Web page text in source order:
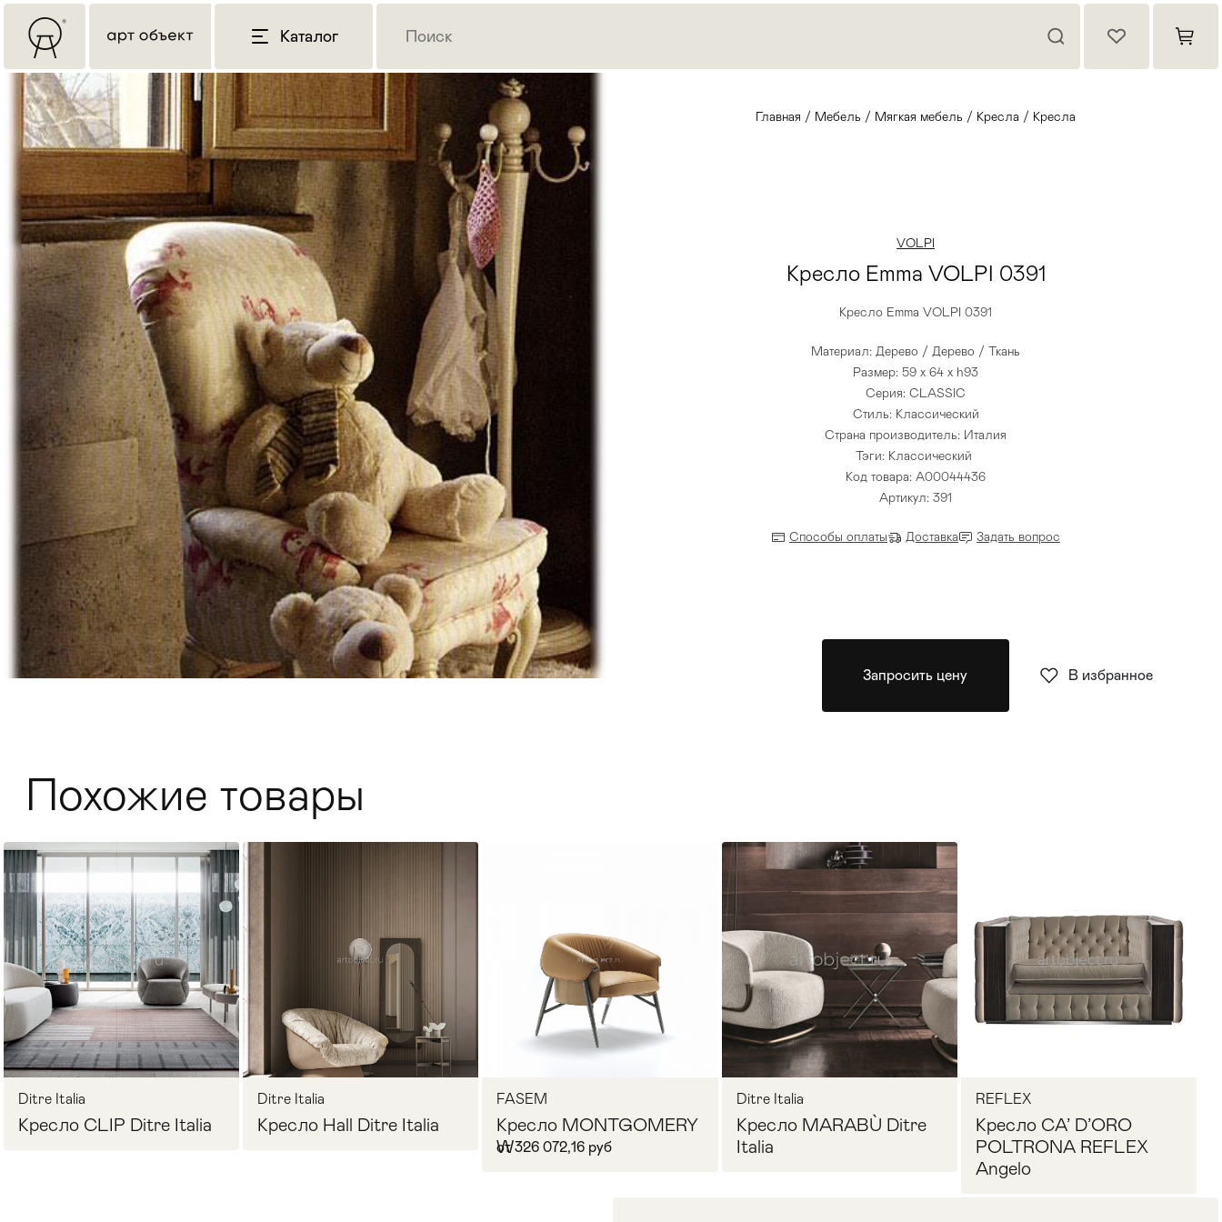
Каталог
Столы >
Стулья >
Мебель для ванных комнат
Главная / Мебель / Мягкая мебель / Кресла / Кресла
VOLPI
Кресло Emma VOLPI 0391
Кресло Emma VOLPI 0391
Материал: Дерево / Дерево / Ткань
Размер: 59 x 64 x h93
Серия: CLASSIC
Стиль: Классический
Страна производитель: Италия
Тэги: Классический
Код товара: A00044436
Артикул: 391
Способы оплаты Доставка Задать вопрос
Запросить цену В избранное
Похожие товары
Ditre Italia
Кресло CLIP Ditre Italia
Ditre Italia
Кресло Hall Ditre Italia
FASEM
Кресло MONTGOMERY
W
от 326 072,16 руб
Ditre Italia
Кресло MARABÙ Ditre
Italia
REFLEX
Кресло CA’ D’ORO
POLTRONA REFLEX
Angelo